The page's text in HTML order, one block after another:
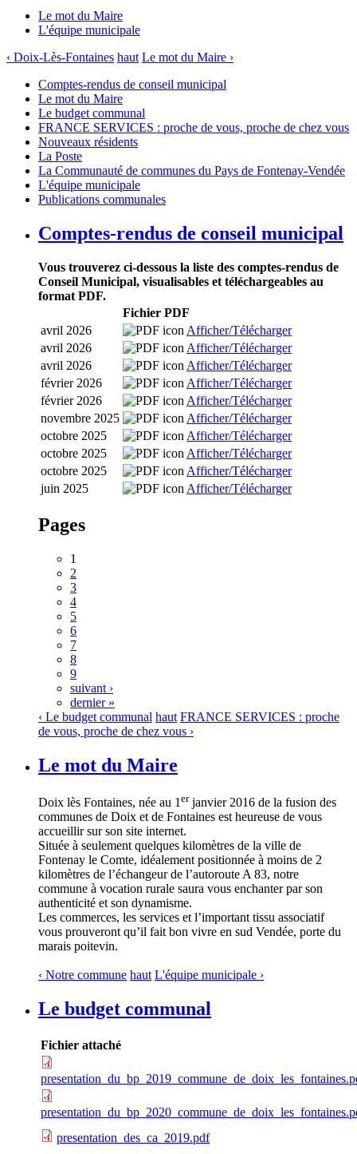
Le mot du Maire
L'équipe municipale
‹ Doix-Lès-Fontaines haut Le mot du Maire ›
Comptes-rendus de conseil municipal
Le mot du Maire
Le budget communal
FRANCE SERVICES : proche de vous, proche de chez vous
Nouveaux résidents
La Poste
La Communauté de communes du Pays de Fontenay-Vendée
L'équipe municipale
Publications communales
Comptes-rendus de conseil municipal
Vous trouverez ci-dessous la liste des comptes-rendus de
Conseil Municipal, visualisables et téléchargeables au
format PDF.
Fichier PDF
avril 2026
Afficher/Télécharger
avril 2026
Afficher/Télécharger
avril 2026
Afficher/Télécharger
février 2026
Afficher/Télécharger
février 2026
Afficher/Télécharger
novembre 2025
Afficher/Télécharger
octobre 2025
Afficher/Télécharger
octobre 2025
Afficher/Télécharger
octobre 2025
Afficher/Télécharger
juin 2025
Afficher/Télécharger
Pages
1
2
3
4
5
6
7
8
9
suivant ›
dernier »
‹ Le budget communal haut FRANCE SERVICES : proche
de vous, proche de chez vous ›
Le mot du Maire
Doix lès Fontaines, née au 1 erjanvier 2016 de la fusion des
communes de Doix et de Fontaines est heureuse de vous
accueillir sur son site internet.
Située à seulement quelques kilomètres de la ville de
Fontenay le Comte, idéalement positionnée à moins de 2
kilomètres de l’échangeur de l’autoroute A 83, notre
commune à vocation rurale saura vous enchanter par son
authenticité et son dynamisme.
Les commerces, les services et l’important tissu associatif
vous prouveront qu’il fait bon vivre en sud Vendée, porte du
marais poitevin.
‹ Notre commune haut L'équipe municipale ›
Le budget communal
Fichier attaché
presentation_des_ca_2019.pdf